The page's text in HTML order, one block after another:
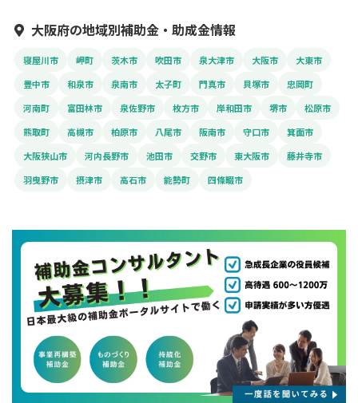
大阪府の地域別補助金・助成金情報
寝屋川市 岬町 茨木市 吹田市 泉大津市 大阪市
大東市
豊中市
和泉市 泉南市 太子町 門真市 貝塚市
忠岡町
河南町
富田林市 泉佐野市 枚方市 岸和田市 堺市
松原市
熊取町
高槻市 柏原市 八尾市 阪南市 守口市
箕面市
大阪狭山市
河内長野市 池田市 交野市 東大阪市
藤井寺市
羽曳野市
摂津市 高石市 能勢町 四條畷市